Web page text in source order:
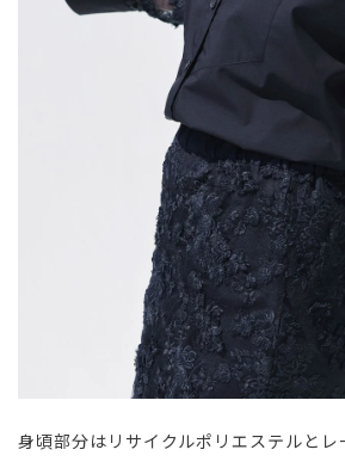
身頃部分はリサイクルポリエステルとレ